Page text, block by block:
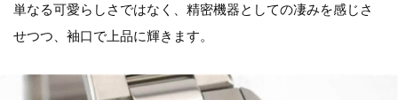
単なる可愛らしさではなく、精密機器としての凄みを感じさ
せつつ、袖口で上品に輝きます。